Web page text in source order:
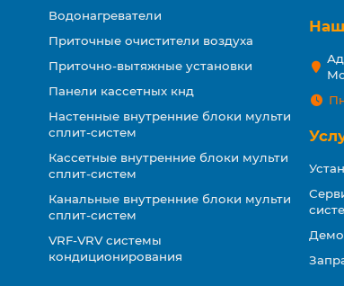
Водонагреватели
Приточные очистители воздуха
Приточно-вытяжные установки
Панели кассетных кнд
Настенные внутренние блоки мульти
сплит-систем
Кассетные внутренние блоки мульти
сплит-систем
Канальные внутренние блоки мульти
сплит-систем
VRF-VRV системы
кондиционирования